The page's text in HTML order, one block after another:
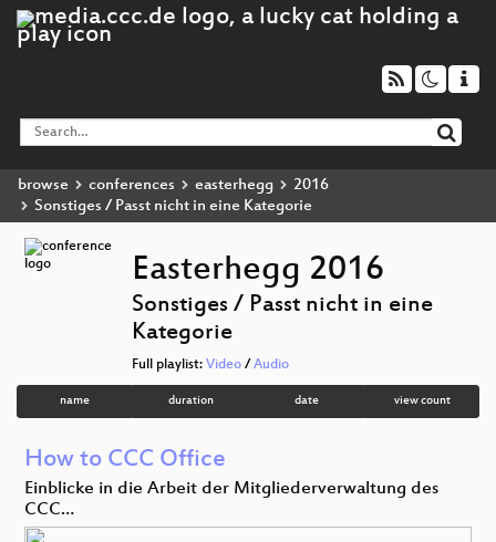
browse conferences easterhegg
2016
Sonstiges / Passt nicht in eine Kategorie
Easterhegg 2016
Sonstiges / Passt nicht in eine
Kategorie
Full playlist:Video /Audio
name duration date view count
How to CCC Office
Einblicke in die Arbeit der Mitgliederverwaltung des
CCC…